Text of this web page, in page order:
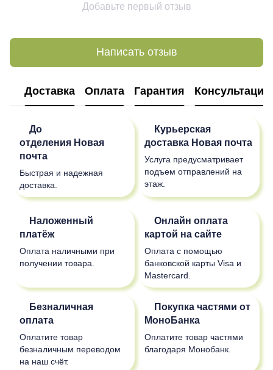
Добавьте первый отзыв
Написать отзыв
Доставка Оплата Гарантия Консультация
До
отделения Новая
почта
Быстрая и надежная
доставка.
Курьерская
доставка Новая почта
Услуга предусматривает
подъем отправлений на
этаж.
Наложенный
платёж
Оплата наличными при
получении товара.
Онлайн оплата
картой на сайте
Оплата с помощью
банковской карты Visa и
Mastercard.
Безналичная
оплата
Оплатите товар
безналичным переводом
на наш счёт.
Покупка частями от
МоноБанка
Оплатите товар частями
благодаря Монобанк.